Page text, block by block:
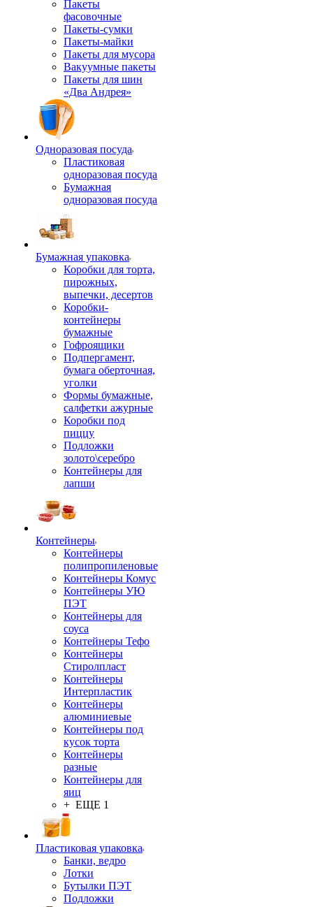
Пакеты
фасовочные
Пакеты-сумки
Пакеты-майки
Пакеты для мусора
Вакуумные пакеты
Пакеты для шин
«Два Андрея»
Одноразовая посуда
Пластиковая
одноразовая посуда
Бумажная
одноразовая посуда
Бумажная упаковка
Коробки для торта,
пирожных,
выпечки, десертов
Коробки-
контейнеры
бумажные
Гофроящики
Подпергамент,
бумага оберточная,
уголки
Формы бумажные,
салфетки ажурные
Коробки под
пиццу
Подложки
золото\серебро
Контейнеры для
лапши
Контейнеры
Контейнеры
полипропиленовые
Контейнеры Комус
Контейнеры УЮ
ПЭТ
Контейнеры для
соуса
Контейнеры Тефо
Контейнеры
Стиролпласт
Контейнеры
Интерпластик
Контейнеры
алюминиевые
Контейнеры под
кусок торта
Контейнеры
разные
Контейнеры для
яиц
+ ЕЩЕ 1
Пластиковая упаковка
Банки, ведро
Лотки
Бутылки ПЭТ
Подложки